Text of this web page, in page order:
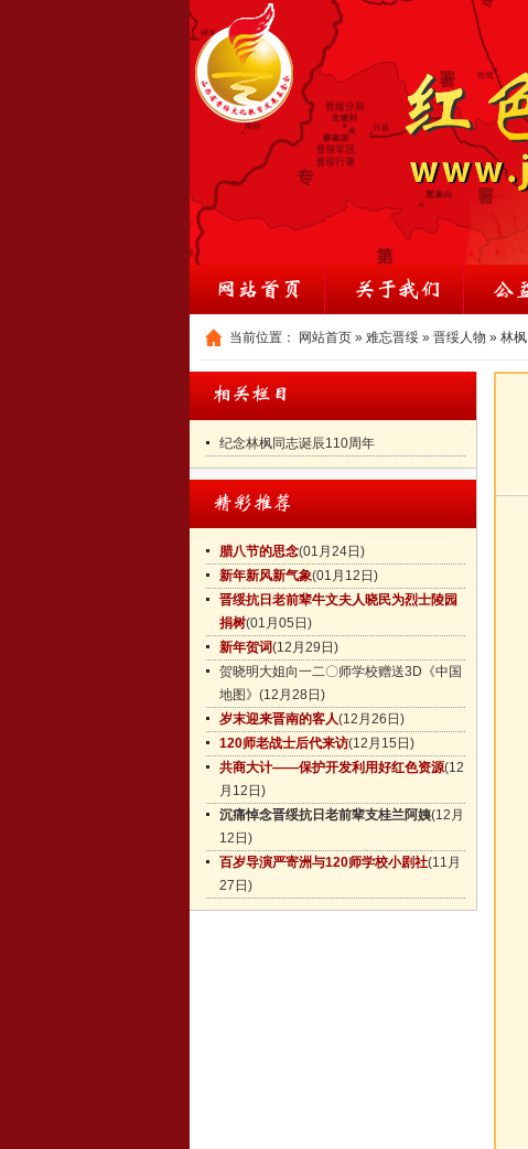
当前位置： 网站首页 » 难忘晋绥 » 晋绥人物 » 林枫
纪念林枫同志诞辰110周年
腊八节的思念(01月24日)
新年新风新气象(01月12日)
晋绥抗日老前辈牛文夫人晓民为烈士陵园
捐树(01月05日)
新年贺词(12月29日)
贺晓明大姐向一二〇师学校赠送3D《中国
地图》 (12月28日)
岁末迎来晋南的客人(12月26日)
120师老战士后代来访(12月15日)
共商大计——保护开发利用好红色资源(12
月12日)
沉痛悼念晋绥抗日老前辈支桂兰阿姨(12月
12日)
百岁导演严寄洲与120师学校小剧社(11月
27日)